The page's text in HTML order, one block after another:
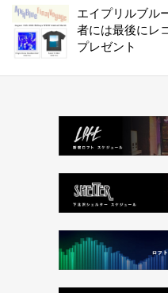
エイプリルブル
者には最後にレ
プレゼント